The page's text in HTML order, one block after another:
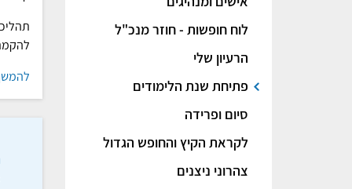
לוח חופשות - חוזר מנכ"ל
הרעיון שלי
פתיחת שנת הלימודים
סיום ופרידה
לקראת הקיץ והחופש הגדול
צהרוני ניצנים